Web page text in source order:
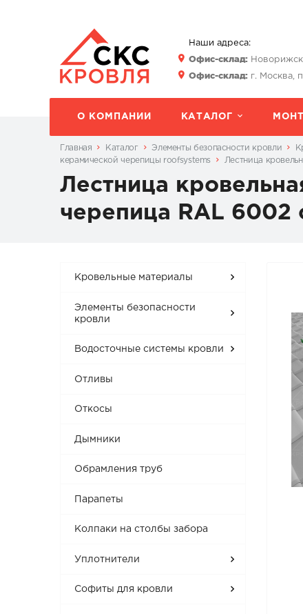
Наши адреса:
Офис-склад:
Офис-склад:г. Москва,
О КОМПАНИИ КАТАЛОГ
Главная Каталог Элементы безопасности кровли
керамической черепицы roofsystems
Лестница
Лестница
черепица RAL 6002
Кровельные материалы
Элементы безопасности
кровли
Водосточные системы кровли
Отливы
Откосы
Дымники
Обрамления труб
Парапеты
Колпаки на столбы забора
Уплотнители
Софиты для кровли